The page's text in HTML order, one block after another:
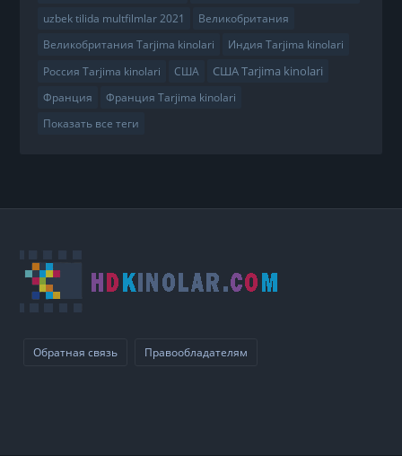
uzbek tilida multfilmlar 2021
Великобритания
Великобритания Tarjima kinolari
Индия Tarjima kinolari
Россия Tarjima kinolari
США США Tarjima kinolari
Франция
Франция Tarjima kinolari
Показать все теги
Обратная связь Правообладателям